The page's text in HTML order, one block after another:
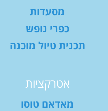
מסעדות
כפרי נופש
תכנית טיול מוכנה
אטרקציות
מאדאם טוסו